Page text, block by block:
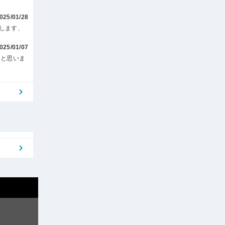
01/28
ます、
01/07
思いま